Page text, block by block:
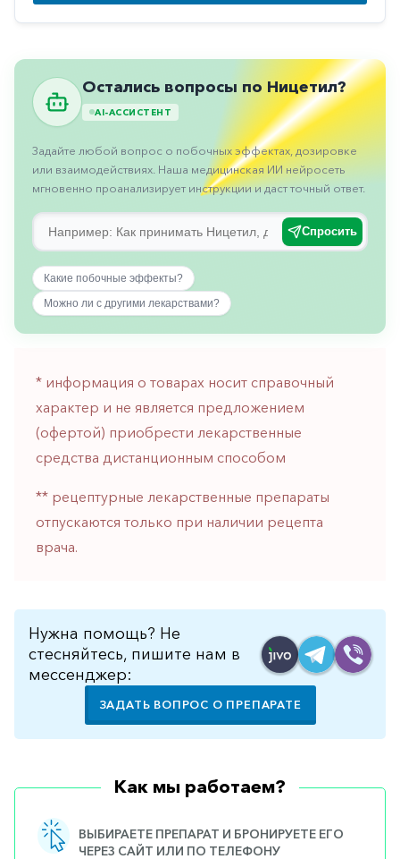
Противовоспалительные
Противоопухолевые
Противоподагрические
Противоэпилептические
Пульмонология
Сердечные
Сосудистые
Тромбозы
Ухо-
горло-
нос
Хирургия
Щитовидная
Остались вопросы по Ницетил?
AI-АССИСТЕНТ
Задайте любой вопрос о побочных эффектах, дозировке
или взаимодействиях. Наша медицинская ИИ нейросеть
мгновенно проанализирует инструкции и даст точный ответ.
Спросить
Какие побочные эффекты?
Можно ли с другими лекарствами?
* информация о товарах носит справочный
характер и не является предложением
(офертой) приобрести лекарственные
средства дистанционным способом
** рецептурные лекарственные препараты
отпускаются только при наличии рецепта
врача.
Нужна помощь? Не
стесняйтесь, пишите нам в
мессенджер:
ЗАДАТЬ ВОПРОС О ПРЕПАРАТЕ
Как мы работаем?
ВЫБИРАЕТЕ ПРЕПАРАТ И БРОНИРУЕТЕ ЕГО
ЧЕРЕЗ САЙТ ИЛИ ПО ТЕЛЕФОНУ